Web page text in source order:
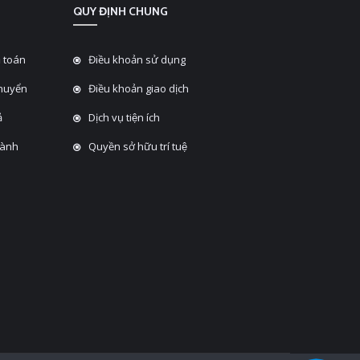
toán
QUY ĐỊNH CHUNG
Điều khoản sử dụng
Điều khoản giao dịch
Dịch vụ tiện ích
Quyền sở hữu trí tuệ